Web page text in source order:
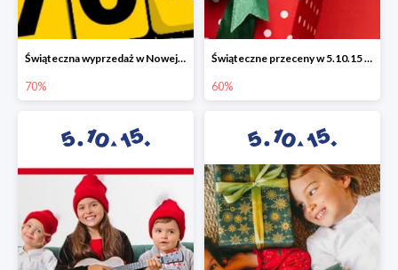
Świąteczna wyprzedaż w Nowej Erze - National Geographic Learning -70%
70%
Świąteczne przeceny w 5.10.15 - wszystkie ubrania -60%
60%